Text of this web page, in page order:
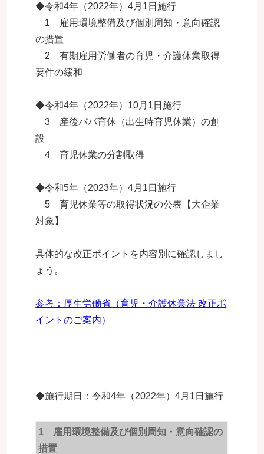
◆令和4年（2022年）4月1日施行
1 雇用環境整備及び個別周知・意向確認
の措置
2 有期雇用労働者の育児・介護休業取得
要件の緩和
◆令和4年（2022年）10月1日施行
3 産後パパ育休（出生時育児休業）の創
設
4 育児休業の分割取得
◆令和5年（2023年）4月1日施行
5 育児休業等の取得状況の公表【大企業
対象】
具体的な改正ポイントを内容別に確認しまし
ょう。
参考：厚生労働省（育児・介護休業法 改正ポ
イントのご案内）
◆施行期日：令和4年（2022年）4月1日施行
1 雇用環境整備及び個別周知・意向確認の
措置